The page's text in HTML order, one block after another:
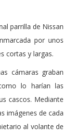
parrilla de Nissan
por unos
cortas y largas.
cámaras graban
lo harían las
cascos. Mediante
imágenes de cada
al volante de